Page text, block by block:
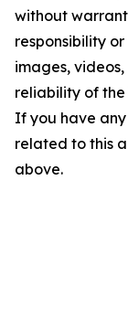
without
responsibility
images,
reliability of
If you have
related to this
above.